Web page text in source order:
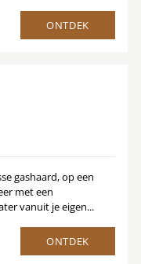
ONTDEK
9.2
gashaard, op een
met een
vanuit je eigen...
ONTDEK
9